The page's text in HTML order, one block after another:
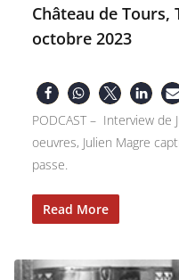
Château de Tours,
octobre 2023
PODCAST – Interview de
oeuvres, Julien Magre
passe.
Read More